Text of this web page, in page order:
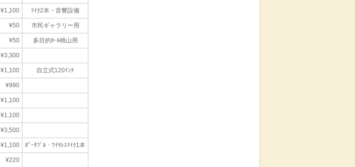
¥1,100 ﾏｲｸ2本・音響設備
¥50 市民ギャラリー用
¥50 多目的ﾎｰﾙ桃山用
¥3,300
¥1,100 自立式120ｲﾝﾁ
¥990
¥1,100
¥1,100
¥3,500
¥1,100 ﾎﾟｰﾀﾌﾞﾙ・ﾜｲﾔﾚｽﾏｲｸ1本
¥220